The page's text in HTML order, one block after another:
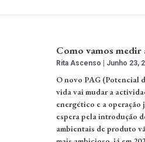
Como vamos medir
Rita Ascenso Junho 23,
O novo PAG (Potencial
vida vai mudar a
energético e a operação
espera pela introdução
ambientais de produto